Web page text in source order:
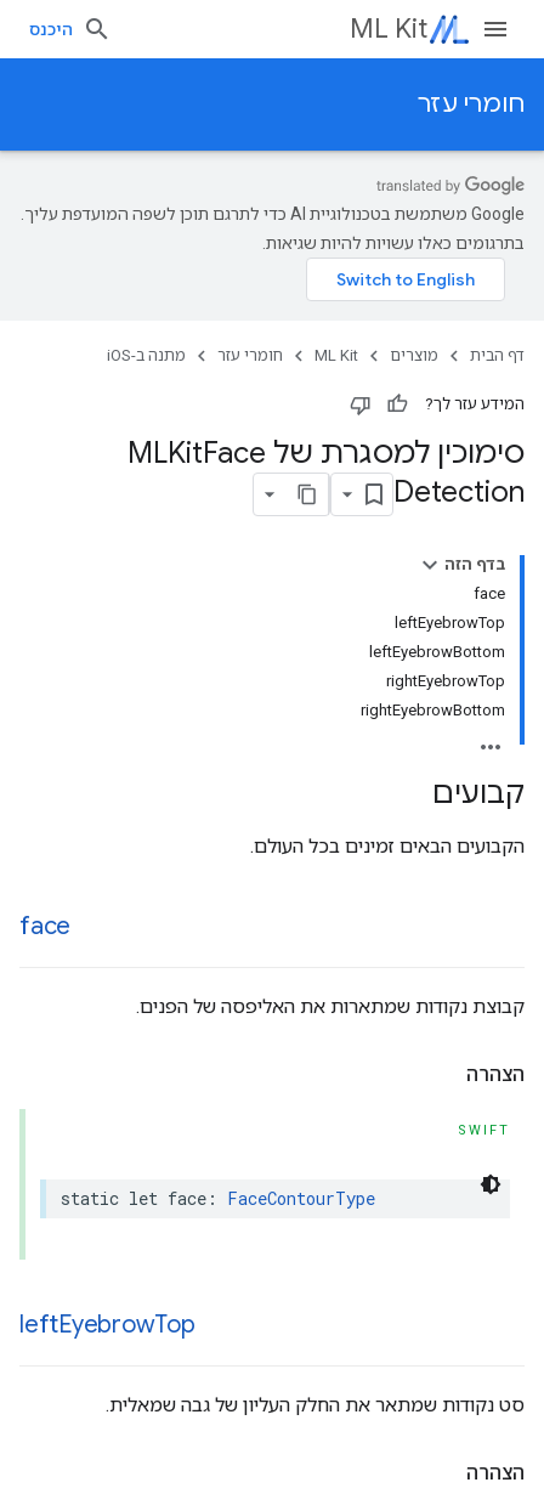
ML Kit היכנס
חומרי עזר
‫Google משתמשת בטכנולוגיית AI כדי לתרגם תוכן לשפה המועדפת עליך.
בתרגומים כאלו עשויות להיות שגיאות.
דף הבית מוצרים ML Kit חומרי עזר מתנה ב-iOS
המידע עזר לך?
סימוכין למסגרת של MLKit Face
Detection
בדף הזה
face
leftEyebrowTop
leftEyebrowBottom
rightEyebrowTop
rightEyebrowBottom
קבועים
הקבועים הבאים זמינים בכל העולם.
face
קבוצת נקודות שמתארות את האליפסה של הפנים.
הצהרה
SWIFT
static let face : FaceContourType
leftEyebrowTop
סט נקודות שמתאר את החלק העליון של גבה שמאלית.
הצהרה